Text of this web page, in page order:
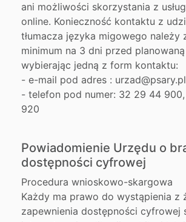
ani możliwości skorzystania z
online. Konieczność kontaktu z
tłumacza języka migowego należy
minimum na 3 dni przed
wybierając jedną z form kontaktu:
- e-mail pod adres : urzad@psary.pl
- telefon pod numer: 32 29 44
920
Powiadomienie Urzędu o
dostępności cyfrowej
Procedura wnioskowo-skargowa
Każdy ma prawo do wystąpienia z
zapewnienia dostępności cyfrowej